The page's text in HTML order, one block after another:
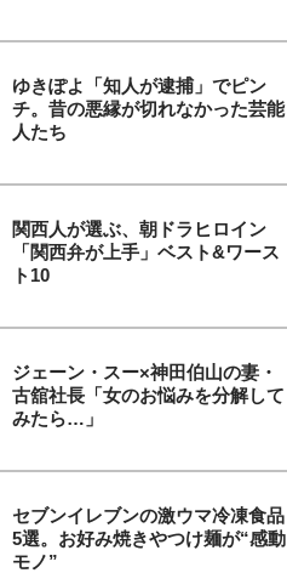
ゆきぽよ「知人が逮捕」でピン
チ。昔の悪縁が切れなかった芸能
人たち
関西人が選ぶ、朝ドラヒロイン
「関西弁が上手」ベスト&ワース
ト10
ジェーン・スー×神田伯山の妻・
古舘社長「女のお悩みを分解して
みたら…」
セブンイレブンの激ウマ冷凍食品
5選。お好み焼きやつけ麺が“感動
モノ”